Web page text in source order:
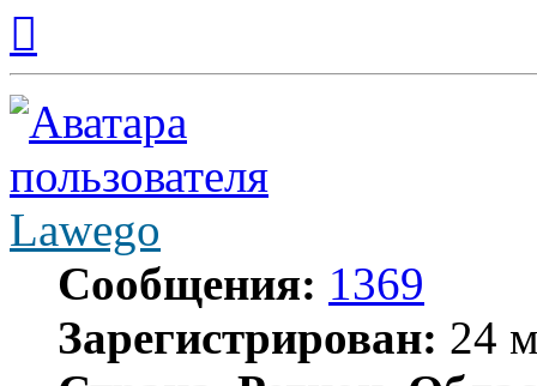
началу
Lawego
Сообщения: 1369
Зарегистрирован: 24